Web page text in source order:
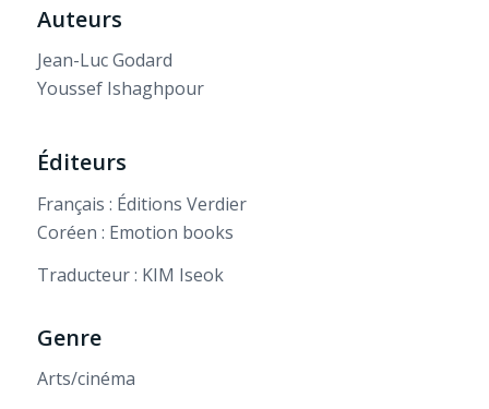
Auteurs
Jean-Luc Godard
Youssef Ishaghpour
Éditeurs
Français : Éditions Verdier
Coréen : Emotion books
Traducteur : KIM Iseok
Genre
Arts/cinéma